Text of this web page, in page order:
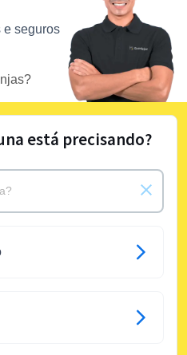
e seguros
está precisando?